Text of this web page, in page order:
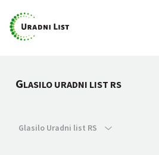
GLASILO URADNI LIST RS
Glasilo Uradni list RS